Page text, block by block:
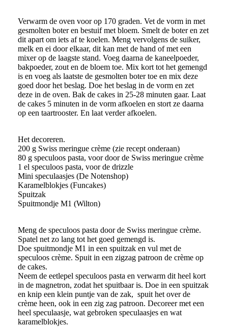
Verwarm de oven voor op 170 graden. Vet de vorm in met
gesmolten boter en bestuif met bloem. Smelt de boter en zet
dit apart om iets af te koelen. Meng vervolgens de suiker,
melk en ei door elkaar, dit kan met de hand of met een
mixer op de laagste stand. Voeg daarna de kaneelpoeder,
bakpoeder, zout en de bloem toe. Mix kort tot het gemengd
is en voeg als laatste de gesmolten boter toe en mix deze
goed door het beslag. Doe het beslag in de vorm en zet
deze in de oven. Bak de cakes in 25-28 minuten gaar. Laat
de cakes 5 minuten in de vorm afkoelen en stort ze daarna
op een taartrooster. En laat verder afkoelen.
Het decoreren.
200 g Swiss meringue crème (zie recept onderaan)
80 g speculoos pasta, voor door de Swiss meringue crème
1 el speculoos pasta, voor de drizzle
Mini speculaasjes (De Notenshop)
Karamelblokjes (Funcakes)
Spuitzak
Spuitmondje M1 (Wilton)
Meng de speculoos pasta door de Swiss meringue crème.
Spatel net zo lang tot het goed gemengd is.
Doe spuitmondje M1 in een spuitzak en vul met de
speculoos crème. Spuit in een zigzag patroon de crème op
de cakes.
Neem de eetlepel speculoos pasta en verwarm dit heel kort
in de magnetron, zodat het spuitbaar is. Doe in een spuitzak
en knip een klein puntje van de zak, spuit het over de
crème heen, ook in een zig zag patroon. Decoreer met een
heel speculaasje, wat gebroken speculaasjes en wat
karamelblokjes.